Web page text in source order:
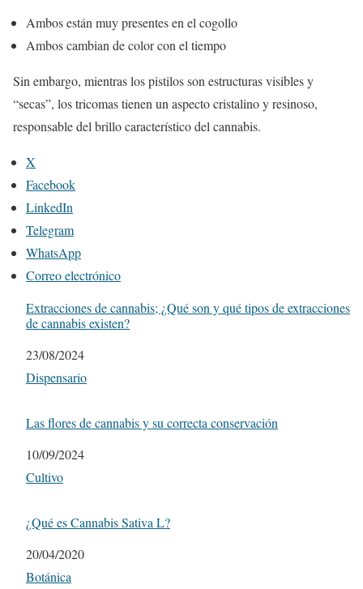
Ambos están muy presentes en el cogollo
Ambos cambian de color con el tiempo
Sin embargo, mientras los pistilos son estructuras visibles y
“secas”, los tricomas tienen un aspecto cristalino y resinoso,
responsable del brillo característico del cannabis.
X
Facebook
LinkedIn
Telegram
WhatsApp
Correo electrónico
Extracciones de cannabis; ¿Qué son y qué tipos de extracciones
de cannabis existen?
Fecha
23/08/2024
Respecto a
Dispensario
Las flores de cannabis y su correcta conservación
Fecha
10/09/2024
Respecto a
Cultivo
¿Qué es Cannabis Sativa L?
Fecha
20/04/2020
Respecto a
Botánica